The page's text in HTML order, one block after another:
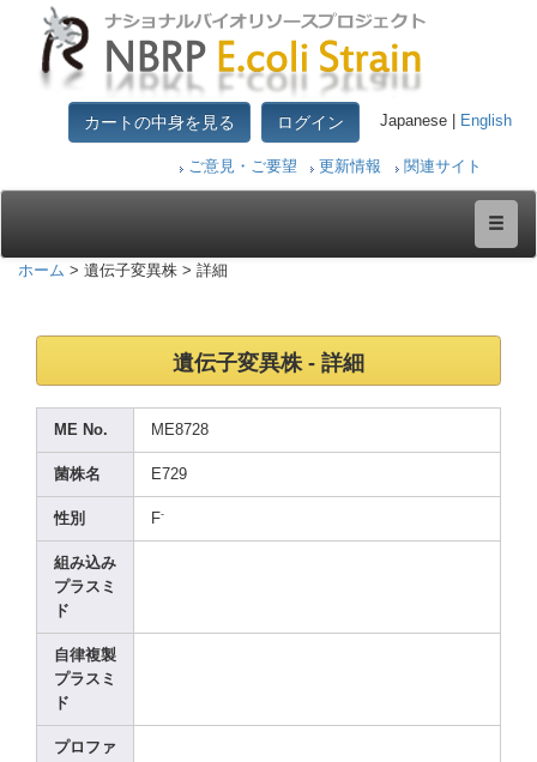
カートの中身を見る ログイン Japanese | English
ご意見・ご要望 更新情報 関連サイト
ホーム > 遺伝子変異株 > 詳細
遺伝子変異株 - 詳細
ME No. ME8728
菌株名 E729
性別 F-
組み込み
プラスミ
ド
自律複製
プラスミ
ド
プロファ